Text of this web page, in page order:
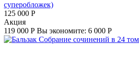
суперобложек)
125 000 Р
Aкция
119 000 Р Вы экономите: 6 000 Р